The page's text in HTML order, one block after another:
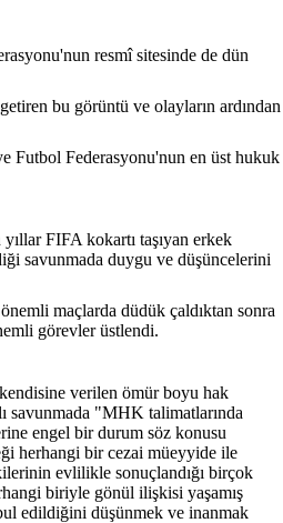
resmî sitesinde de dün
bu görüntü ve olayların ardından
Futbol Federasyonu'nun en üst hukuk
FIFA kokartı taşıyan erkek
savunmada duygu ve düşüncelerini
maçlarda düdük çaldıktan sonra
görevler üstlendi.
verilen ömür boyu hak
savunmada "MHK talimatlarında
engel bir durum söz konusu
herhangi bir cezai müeyyide ile
evlilikle sonuçlandığı birçok
biriyle gönül ilişkisi yaşamış
edildiğini düşünmek ve inanmak